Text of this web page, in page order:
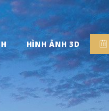
HÌNH ẢNH 3D